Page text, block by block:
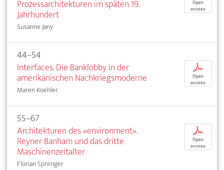
Prozessarchitekturen im späten 19.
Jahrhundert
Susanne Jany
Open
access
44–54
Interfaces. Die Banklobby in der
amerikanischen Nachkriegsmoderne
Maren Koehler
p
Open
access
55–67
Architekturen des «environment».
Reyner Banham und das dritte
Maschinenzeitalter
Florian Sprenger
p
Open
access